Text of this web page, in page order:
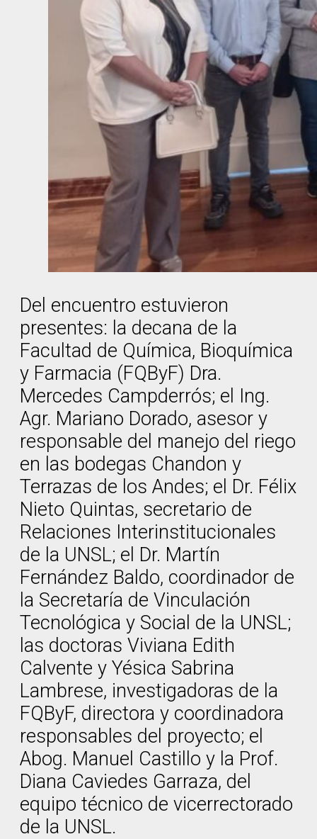
Del encuentro estuvieron
presentes: la decana de la
Facultad de Química, Bioquímica
y Farmacia (FQByF) Dra.
Mercedes Campderrós; el Ing.
Agr. Mariano Dorado, asesor y
responsable del manejo del riego
en las bodegas Chandon y
Terrazas de los Andes; el Dr. Félix
Nieto Quintas, secretario de
Relaciones Interinstitucionales
de la UNSL; el Dr. Martín
Fernández Baldo, coordinador de
la Secretaría de Vinculación
Tecnológica y Social de la UNSL;
las doctoras Viviana Edith
Calvente y Yésica Sabrina
Lambrese, investigadoras de la
FQByF, directora y coordinadora
responsables del proyecto; el
Abog. Manuel Castillo y la Prof.
Diana Caviedes Garraza, del
equipo técnico de vicerrectorado
de la UNSL.